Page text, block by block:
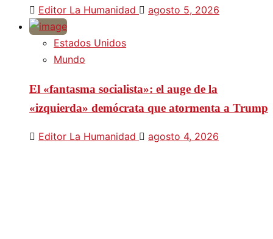
Editor La Humanidad agosto 5, 2026
Estados Unidos
Mundo
El «fantasma socialista»: el auge de la
«izquierda» demócrata que atormenta a Trump
Editor La Humanidad agosto 4, 2026